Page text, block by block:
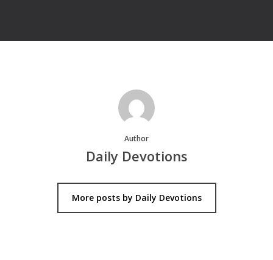
Author
Daily Devotions
More posts by Daily Devotions